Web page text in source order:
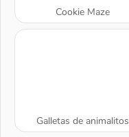
Cookie Maze
Galletas de animalitos